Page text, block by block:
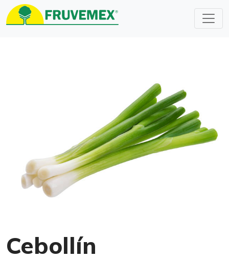
Cebollín